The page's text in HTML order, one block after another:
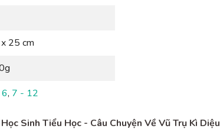
25 cm
, 7 - 12
Sinh Tiểu Học - Câu Chuyện Về Vũ Trụ Kì Diệu